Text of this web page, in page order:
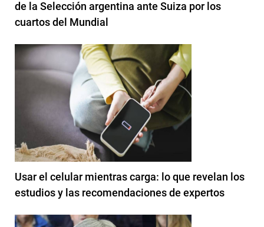
de la Selección argentina ante Suiza por los
cuartos del Mundial
Usar el celular mientras carga: lo que revelan los
estudios y las recomendaciones de expertos